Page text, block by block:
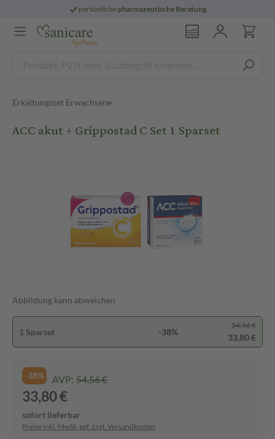
persönliche pharmazeutische Beratung
Erkältungsset Erwachsene
ACC akut + Grippostad C Set 1 Sparset
Abbildung kann abweichen
1 Sparset -38%
54,56 €
33,80 €
-38% AVP: 54,56 €
33,80 €
sofort lieferbar
Preise inkl. MwSt. ggf. zzgl. Versandkosten